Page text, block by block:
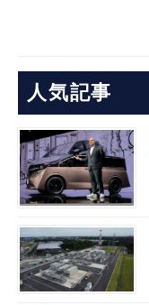
人気記事